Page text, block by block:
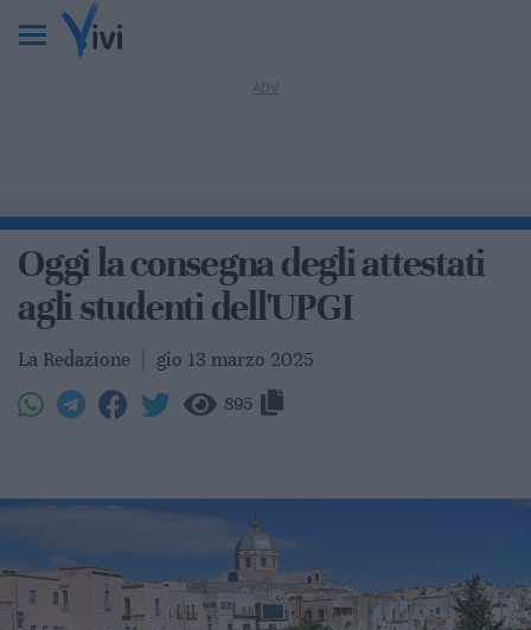
Oggi la consegna degli attestati
agli studenti dell'UPGI
La Redazione gio 13 marzo 2025
895